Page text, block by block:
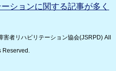
ションに関する記事が多く
者リハビリテーション協会(JSRPD) All
Reserved.